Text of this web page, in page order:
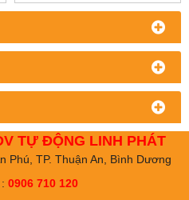
TỰ ĐỘNG LINH PHÁT
Phú, TP. Thuận An, Bình Dương
: 0906 710 120